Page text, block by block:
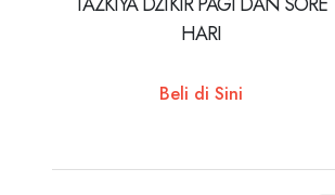
HARI
Beli di Sini